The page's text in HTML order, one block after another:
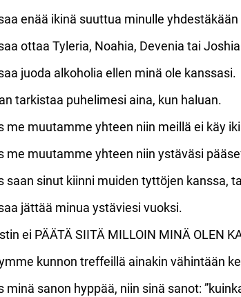
enää ikinä suuttua minulle
ottaa Tyleria, Noahia, Devenia tai
juoda alkoholia ellen minä ole kanssasi.
tarkistaa puhelimesi aina, kun haluan.
me muutamme yhteen niin meillä ei käy
me muutamme yhteen niin ystäväsi
saan sinut kiinni muiden tyttöjen kanssa,
jättää minua ystäviesi vuoksi.
ei PÄÄTÄ SIITÄ MILLOIN MINÄ OLEN
kunnon treffeillä ainakin vähintään
minä sanon hyppää, niin sinä sanot: